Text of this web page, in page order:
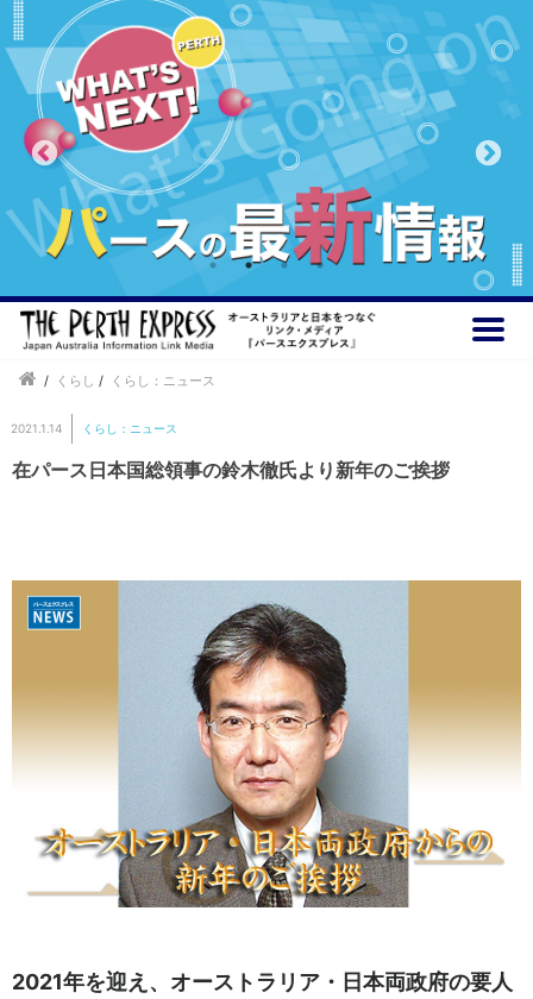
/ くらし / くらし：ニュース
2021.1.14 くらし：ニュース
在パース日本国総領事の鈴木徹氏より新年のご挨拶
2021年を迎え、オーストラリア・日本両政府の要人